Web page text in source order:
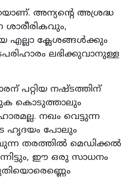
അന്യന്റെ അശ്രദ്ധ
എല്ലാ ക്ലേശങ്ങള്‍ക്കും
ലഭിക്കുവാനുള്ള
പറ്റിയ നഷ്ടത്തിന്
കൊടുത്താലും
നഖം വെട്ടുന്ന
ഹൃദയം പോലും
തരത്തില്‍ മെഡിക്കല്‍
ഈ ഒരു സാധനം